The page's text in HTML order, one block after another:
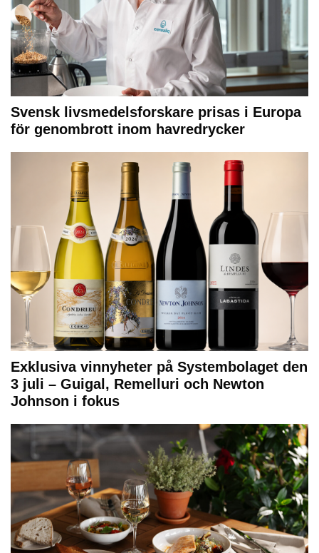
Svensk livsmedelsforskare prisas i Europa
för genombrott inom havredrycker
Exklusiva vinnyheter på Systembolaget den
3 juli – Guigal, Remelluri och Newton
Johnson i fokus